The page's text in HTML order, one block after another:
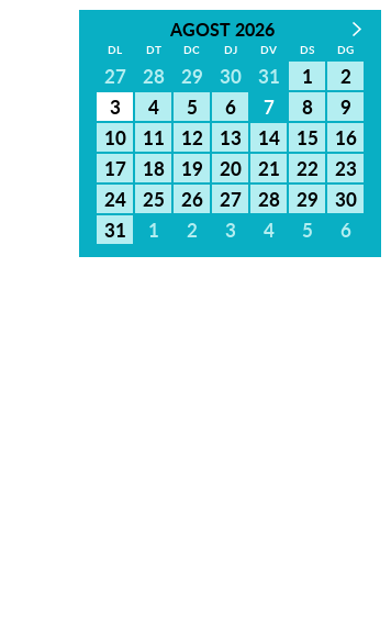
AGOST 2026
DL DT DC DJ DV DS DG
27 28 29 30 31 1
2
3
4 5 6 7 8
9
10
11 12 13 14 15
16
17
18 19 20 21 22
23
24
25 26 27 28 29
30
31
1 2 3 4 5 6